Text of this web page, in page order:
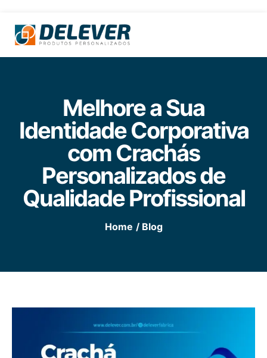
Melhore a Sua
Identidade Corporativa
com Crachás
Personalizados de
Qualidade Profissional
Home / Blog